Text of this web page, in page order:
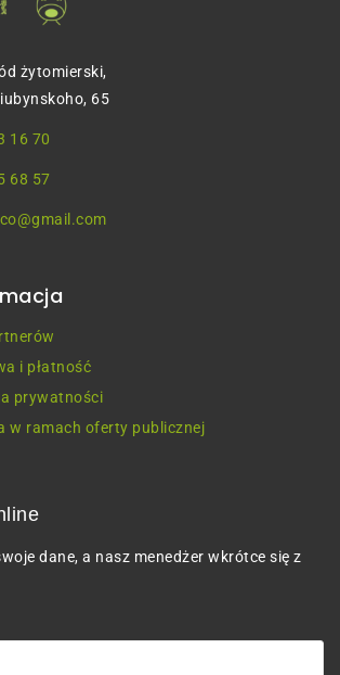
żytomierski,
65
16 70
68 57
i płatność
prywatności
w ramach oferty publicznej
dane, a nasz menedżer wkrótce się z